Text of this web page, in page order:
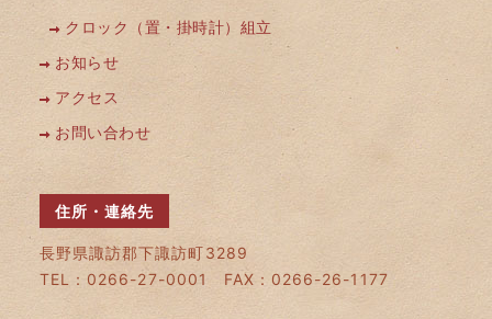
クロック（置・掛時計）組立
お知らせ
アクセス
お問い合わせ
住所・連絡先
長野県諏訪郡下諏訪町3289
TEL：0266-27-0001 FAX：0266-26-1177